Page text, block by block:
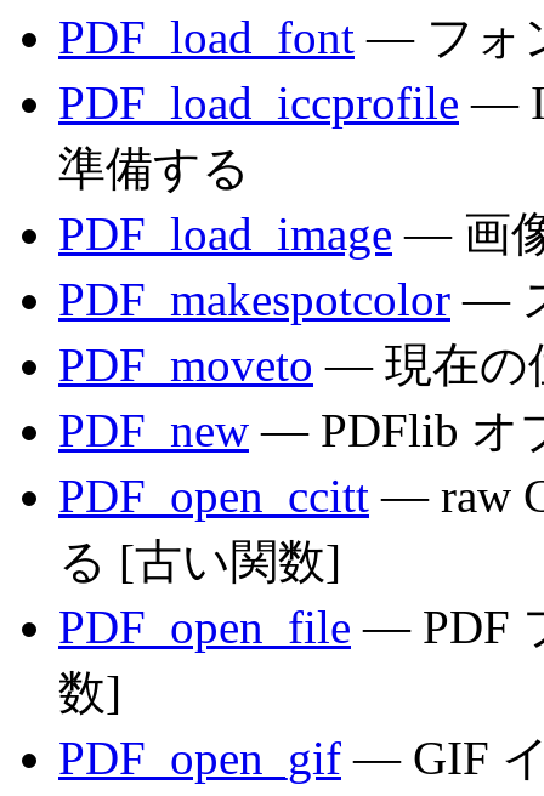
PDF_load_font — フォ
PDF_load_iccprofile —
準備する
PDF_load_image — 画
PDF_makespotcolor —
PDF_moveto — 現在の
PDF_new — PDFlib オ
PDF_open_ccitt — raw
る [古い関数]
PDF_open_file — PDF
数]
PDF_open_gif — GIF